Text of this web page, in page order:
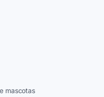
mascotas